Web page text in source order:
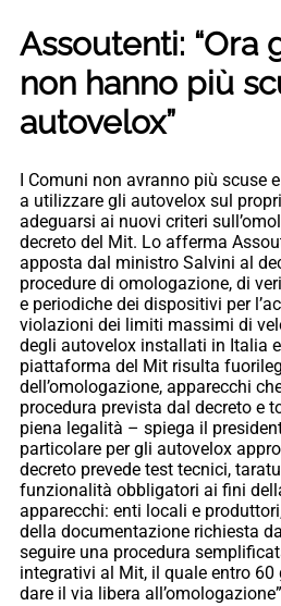
Assoutenti: “Ora
non hanno più
autovelox”
I Comuni non avranno più scuse
a utilizzare gli autovelox sul
adeguarsi ai nuovi criteri
decreto del Mit. Lo afferma
apposta dal ministro Salvini al
procedure di omologazione, di
e periodiche dei dispositivi per
violazioni dei limiti massimi di
degli autovelox installati in Italia
piattaforma del Mit risulta
dell’omologazione, apparecchi
procedura prevista dal decreto e
piena legalità – spiega il
particolare per gli autovelox
decreto prevede test tecnici,
funzionalità obbligatori ai fini
apparecchi: enti locali e
della documentazione richiesta
seguire una procedura
integrativi al Mit, il quale entro
dare il via libera